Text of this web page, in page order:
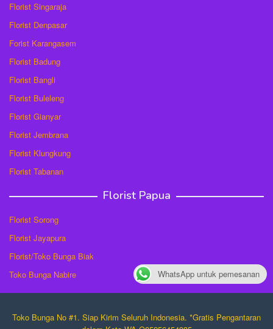
Florist Singaraja
Florist Denpasar
Forist Karangasem
Florist Badung
Florist Bangli
Florist Buleleng
Florist Gianyar
Florist Jembrana
Florist Klungkung
Florist Tabanan
Florist Papua
Florist Sorong
Florist Jayapura
Florist/Toko Bunga Biak
Toko Bunga Nabire
Toko Bunga No #1. Siap Kirim Seluruh Indonesia. *Gratis Pengantaran
WhatsApp untuk pemesanan